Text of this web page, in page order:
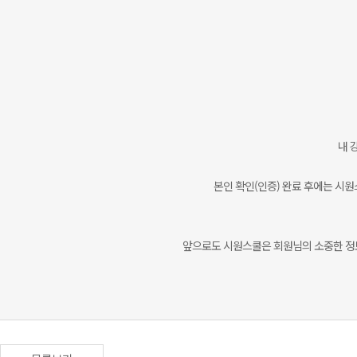
내
본인 확인(인증) 완료 후에는 시
앞으로도 시원스쿨은 회원님의 소중한